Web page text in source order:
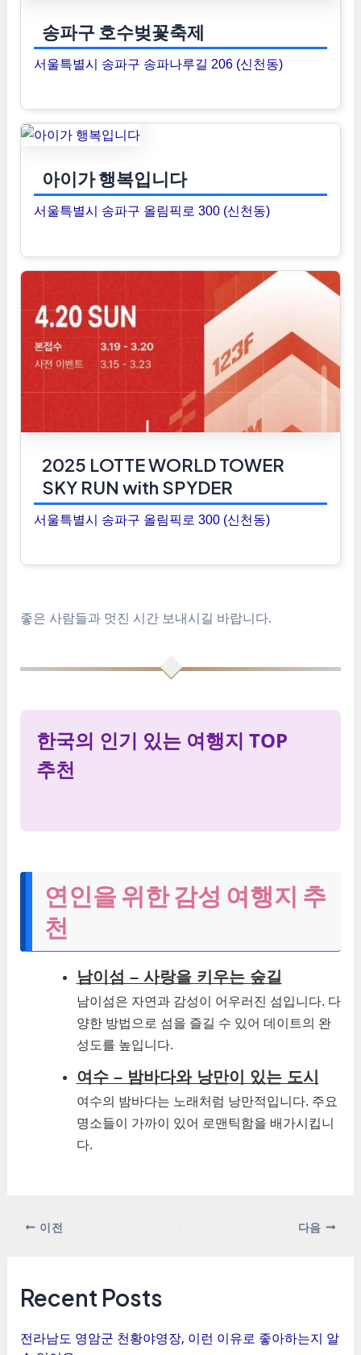
송파구 호수벚꽃축제
서울특별시 송파구 송파나루길 206 (신천동)
아이가 행복입니다
서울특별시 송파구 올림픽로 300 (신천동)
2025 LOTTE WORLD TOWER
SKY RUN with SPYDER
서울특별시 송파구 올림픽로 300 (신천동)
좋은 사람들과 멋진 시간 보내시길 바랍니다.
한국의 인기 있는 여행지 TOP
추천
연인을 위한 감성 여행지 추
천
남이섬 – 사랑을 키우는 숲길
남이섬은 자연과 감성이 어우러진 섬입니다. 다
양한 방법으로 섬을 즐길 수 있어 데이트의 완
성도를 높입니다.
여수 – 밤바다와 낭만이 있는 도시
여수의 밤바다는 노래처럼 낭만적입니다. 주요
명소들이 가까이 있어 로맨틱함을 배가시킵니
다.
이전 다음
Recent Posts
전라남도 영암군 천황야영장, 이런 이유로 좋아하는지 알